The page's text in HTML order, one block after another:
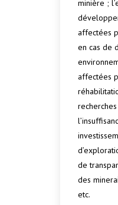
minière ;
affectées
en cas de
affectées
de
des
etc.